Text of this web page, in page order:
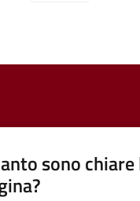
sono